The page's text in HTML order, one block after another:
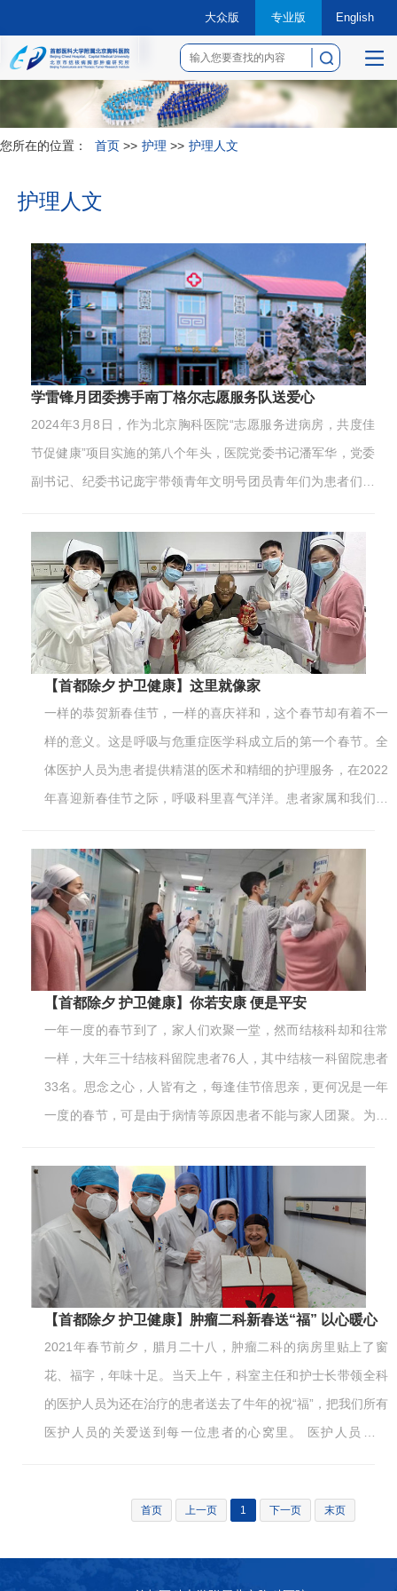
大众版 专业版 English
菜
您所在的位置： 首页 >> 护理 >> 护理人文
护理人文
学雷锋月团委携手南丁格尔志愿服务队送爱心
2024年3月8日，作为北京胸科医院“志愿服务进病房，共度佳
节促健康”项目实施的第八个年头，医院党委书记潘军华，党委
副书记、纪委书记庞宇带领青年文明号团员青年们为患者们送
医院重点工作，做实志愿服务活动。
【首都除夕 护卫健康】这里就像家
一样的恭贺新春佳节，一样的喜庆祥和，这个春节却有着不一
样的意义。这是呼吸与危重症医学科成立后的第一个春节。全
体医护人员为患者提供精湛的医术和精细的护理服务，在2022
年喜迎新春佳节之际，呼吸科里喜气洋洋。患者家属和我们一
像家，和你们一起贴福字沾喜庆！”春节里呼吸科医务人员为患
者送去祝福，送福到“家”，看到患者洋溢的笑脸，让他们此时此
刻忘记了病痛；和我们紧握的双手，让他们感受到温暖有爱有
真情；一句句过年好，让他们不再有家的思念。用真心传真
情，呼吸科全体医务人员全心全意为患者服务，让爱传递在呼
吸科患者的心中。
【首都除夕 护卫健康】你若安康 便是平安
一年一度的春节到了，家人们欢聚一堂，然而结核科却和往常
一样，大年三十结核科留院患者76人，其中结核一科留院患者
33名。思念之心，人皆有之，每逢佳节倍思亲，更何况是一年
一度的春节，可是由于病情等原因患者不能与家人团聚。为了
任初乃惠带领医护人员早早地给在院的结核患者拜年，其他工
作人员在忙碌的工作间隙，开始布置病房，挂灯笼，贴福
字……病房里一下子年味十足，患者、家属及护工看到了纷纷
开心地加入。在与他们的互动中，聆听着他们对家人的思念及
牵挂，聆听着他们对新一年的期盼和愿望。病房布置得简简单
单，但是很温馨，在与患者相视的那一刻，看到他们开心的笑
脸，病房…
【首都除夕 护卫健康】肿瘤二科新春送“福” 以心暖心
2021年春节前夕，腊月二十八，肿瘤二科的病房里贴上了窗
花、福字，年味十足。当天上午，科室主任和护士长带领全科
的医护人员为还在治疗的患者送去了牛年的祝“福”，把我们所有
医护人员的关爱送到每一位患者的心窝里。 医护人员亲自
暖！也祝四区全体医护身体健康，新年快乐！”收到这份意外的
首页 上一页 1 下一页 末页